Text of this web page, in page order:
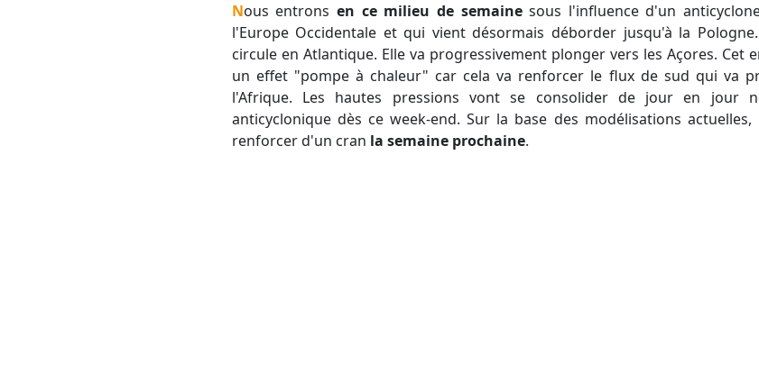
Nous entrons en ce milieu de semainesous l'influence d'un
l'Europe Occidentale et qui vient désormais déborder jusqu'à la
circule en Atlantique. Elle va progressivement plonger vers les Açores. Cet
un effet "pompe à chaleur" car cela va renforcer le flux de sud qui va
l'Afrique. Les hautes pressions vont se consolider de jour en jour
anticyclonique dès ce week-end. Sur la base des modélisations
renforcer d'un cran la semaine prochaine.